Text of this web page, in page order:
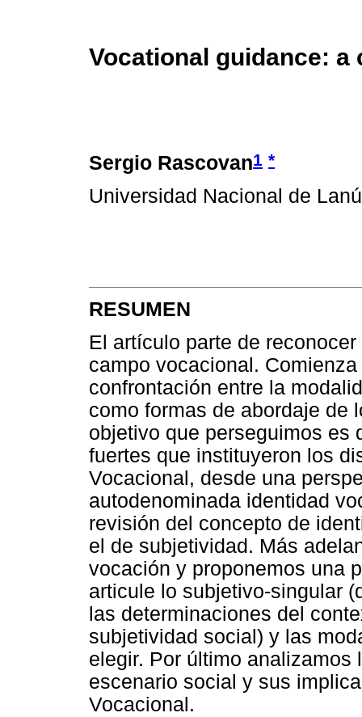
Vocational guidance: a
Sergio Rascovan1 *
Universidad Nacional de
RESUMEN
El artículo parte de
campo vocacional.
confrontación entre la
como formas de abordaje de
objetivo que perseguimos es
fuertes que instituyeron los
Vocacional, desde una
autodenominada identidad
revisión del concepto de
el de subjetividad. Más
vocación y proponemos una
articule lo subjetivo-singular
las determinaciones del
subjetividad social) y las
elegir. Por último
escenario social y sus
Vocacional.